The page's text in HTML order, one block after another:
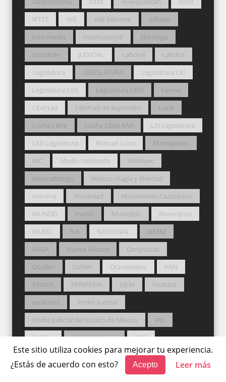
Este sitio utiliza cookies para mejorar tu experiencia.
¿Estás de acuerdo con esto?
Acepto Leer más
IFTTT
INE INE Edomex
Infoem
Intermedia
Internacional
Jilotzingo
Jocotitlán
JUDICIAL Laboral
Latidos
Legislatura
LEGISLATURA
Legislatura LXI
Legislatura LXII
Legislatura LXVI
Lerma
Libertad
Libertad de expresión
Local
Lucha Libre
Lucha Libre AAA
LXI Legislatura
LXII Legislatura
Manuel Luna
Marcapasos
MC
Medio Ambiente
Metepec
Mexicaltzingo
México magia y libertad
morena
Movilidad
Movimiento Ciudadano
MUNDO
munic Municipio
Municipios
MUSIC
NA NACIONAL
NAEM
NASA
Nueva Alianza
Ocoyoacac
Ocuilan
Osfem Otzolotepec
PAN
PEMEX
PERIFERIA PJEM
Podcast
podcasts
Poder Judicial
Poder Judicial del Estado de México
Pol
Política
Potros Salvajes
PRD
Premio Nobel
PRI
Probosque
Pueblos Originarios